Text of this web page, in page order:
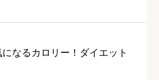
なるカロリー！ダイエット